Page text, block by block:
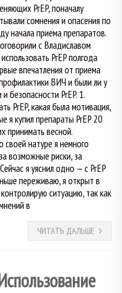
PrEP, поначалу
сомнения и опасения по
начала приема препаратов.
с Владиславом
PrEP полгода
впечатления от приема
ВИЧ и были ли у
безопасности PrEP. 1.
PrEP, какая была мотивация,
я купил препараты PrEP 20
принимать весной.
натуре я немного
возможные риски, за
я уяснил одно — с PrEP
переживаю, я открыт в
ситуацию, так как
в
ЧИТАТЬ ДАЛЬШЕ